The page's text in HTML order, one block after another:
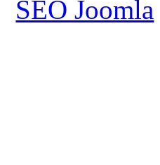
SEO Joomla